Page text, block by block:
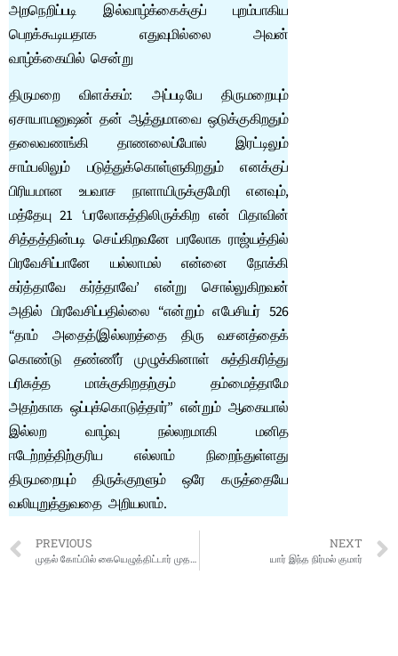
அறநெறிப்படி இல்வாழ்க்கைக்குப் புறம்பாகிய
பெறக்கூடியதாக எதுவுமில்லை அவன்
வாழ்க்கையில் சென்று
திருமறை விளக்கம்: அப்படியே திருமறையும்
ஏசாயாமனுஷன் தன் ஆத்துமாவை ஒடுக்குகிறதும்
தலைவணங்கி தாணலைப்போல் இரட்டிலும்
சாம்பலிலும் படுத்துக்கொள்ளுகிறதும் எனக்குப்
பிரியமான உபவாச நாளாயிருக்குமேரி எனவும்,
மத்தேயு 21 ‘பரலோகத்திலிருக்கிற என் பிதாவின்
சித்தத்தின்படி செய்கிறவனே பரலோக ராஜ்யத்தில்
பிரவேசிப்பானே யல்லாமல் என்னை நோக்கி
கர்த்தாவே கர்த்தாவே’ என்று சொல்லுகிறவன்
அதில் பிரவேசிப்பதில்லை “என்றும் எபேசியர் 526
“தாம் அதைத்(இல்லறத்தை திரு வசனத்தைக்
கொண்டு தண்ணீர் முழுக்கினாள் சுத்திகரித்து
பரிசுத்த மாக்குகிறதற்கும் தம்மைத்தாமே
அதற்காக ஒப்புக்கொடுத்தார்” என்றும் ஆகையால்
இல்லற வாழ்வு நல்லறமாகி மனித
ஈடேற்றத்திற்குரிய எல்லாம் நிறைந்துள்ளது
திருமறையும் திருக்குறளும் ஒரே கருத்தையே
வலியுறுத்துவதை அறியலாம்.
PREVIOUS NEXT
யார் இந்த நிர்மல் குமார்